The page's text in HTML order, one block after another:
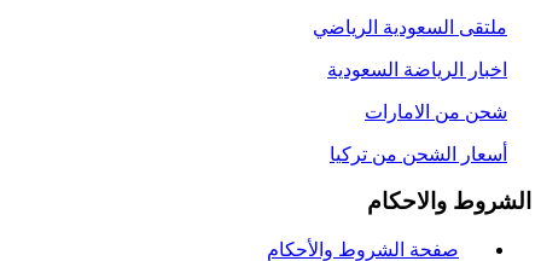
السعودية الرياضي
الرياضة السعودية
من الامارات
الشحن من تركيا
والاحكام
صفحة الشروط والأحكام